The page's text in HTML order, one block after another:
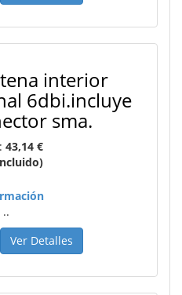
interior
6dbi.incluye
sma.
43,14 €
..
Ver Detalles